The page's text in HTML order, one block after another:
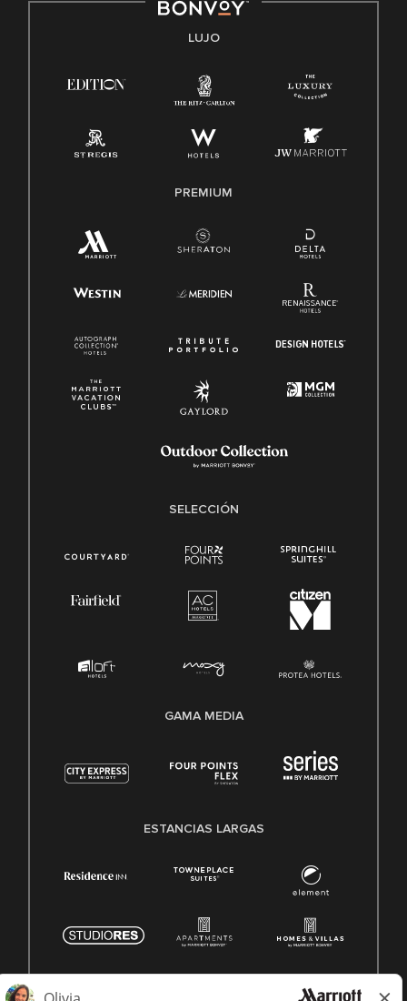
Conozca sus derechos
Ley de licencia familiar y médica (FMLA)
LUJO
PREMIUM
SELECCIÓN
GAMA MEDIA
ESTANCIAS LARGAS